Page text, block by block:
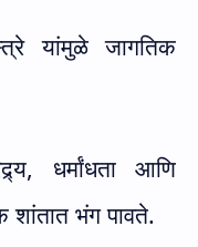
यांमुळे जागतिक
धर्मांधता आणि
शांतात भंग पावते.